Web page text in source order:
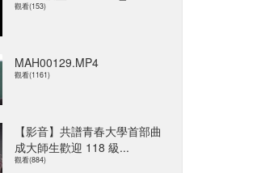
觀看(153)
MAH00129.MP4
觀看(1161)
【影音】共譜青春大學首部曲
成大師生歡迎 118 級...
觀看(884)